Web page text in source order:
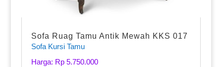
Sofa Ruag Tamu Antik Mewah KKS 017
Sofa Kursi Tamu
Harga: Rp 5.750.000